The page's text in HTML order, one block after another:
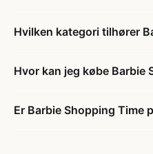
Hvilken kategori tilhører
Hvor kan jeg købe Barbie
Er Barbie Shopping Time